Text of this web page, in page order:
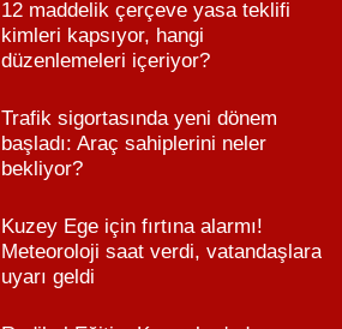
12 maddelik çerçeve yasa teklifi
kimleri kapsıyor, hangi
düzenlemeleri içeriyor?
Trafik sigortasında yeni dönem
başladı: Araç sahiplerini neler
bekliyor?
Kuzey Ege için fırtına alarmı!
Meteoroloji saat verdi, vatandaşlara
uyarı geldi